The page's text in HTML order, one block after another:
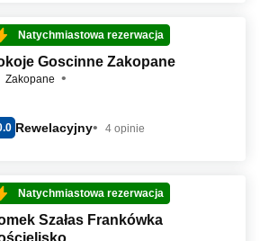
Natychmiastowa rezerwacja
Goscinne Zakopane
Zakopane
Rewelacyjny 4 opinie
Natychmiastowa rezerwacja
Szałas Frankówka